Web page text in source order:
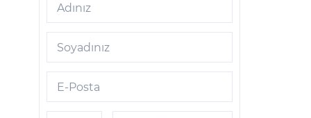
Adınız
Soyadınız
E-Posta